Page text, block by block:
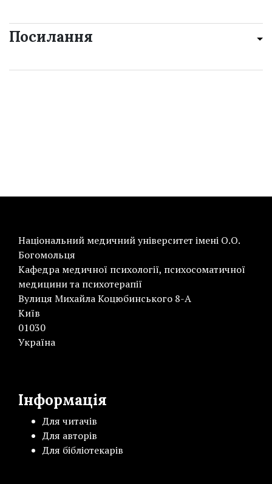
Посилання
Національний медичний університет імені О.О.
Богомольця
Кафедра медичної психології, психосоматичної
медицини та психотерапії
Вулиця Михайла Коцюбинського 8-А
Київ
01030
Україна
Інформація
Для читачів
Для авторів
Для бібліотекарів